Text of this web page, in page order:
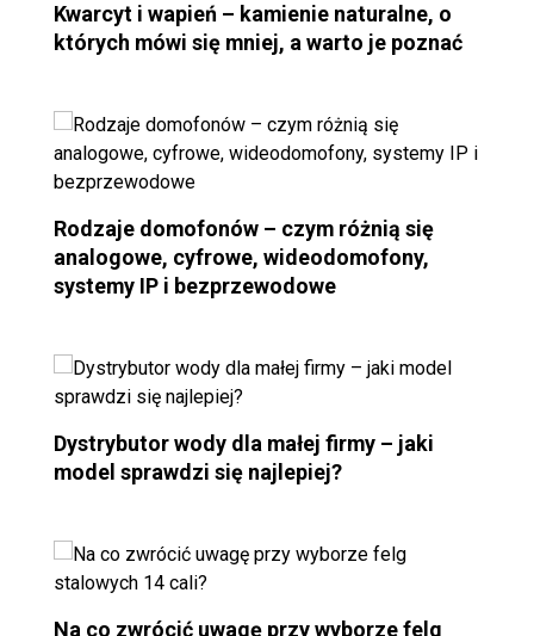
Kwarcyt i wapień – kamienie naturalne, o
których mówi się mniej, a warto je poznać
Rodzaje domofonów – czym różnią się
analogowe, cyfrowe, wideodomofony,
systemy IP i bezprzewodowe
Dystrybutor wody dla małej firmy – jaki
model sprawdzi się najlepiej?
Na co zwrócić uwagę przy wyborze felg